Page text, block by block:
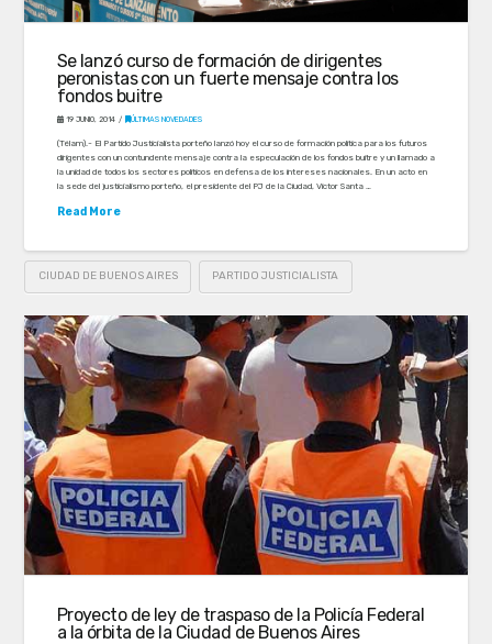
Se lanzó curso de formación de dirigentes
peronistas con un fuerte mensaje contra los
fondos buitre
19 JUNIO, 2014 ÚLTIMAS NOVEDADES
(Télam).- El Partido Justicialista porteño lanzó hoy el curso de formación política para los futuros
dirigentes con un contundente mensaje contra la especulación de los fondos buitre y un llamado a
la unidad de todos los sectores políticos en defensa de los intereses nacionales. En un acto en
la sede del justicialismo porteño, el presidente del PJ de la Ciudad, Víctor Santa …
Read More
CIUDAD DE BUENOS AIRES PARTIDO JUSTICIALISTA
Proyecto de ley de traspaso de la Policía Federal
a la órbita de la Ciudad de Buenos Aires